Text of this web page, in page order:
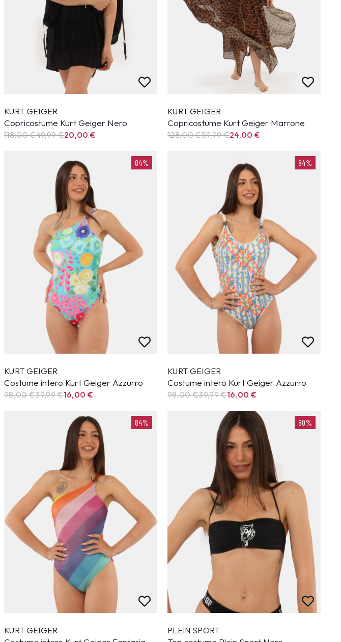
KURT GEIGER
Copricostume Kurt Geiger Nero
118,00 €49,99€20,00€
KURT GEIGER
Copricostume Kurt Geiger Marrone
128,00 €59,99€24,00€
84%
KURT GEIGER
Costume intero Kurt Geiger Azzurro
98,00 €39,99€16,00 €
84%
KURT GEIGER
Costume intero Kurt Geiger Azzurro
98,00 €39,99€16,00 €
84%
KURT GEIGER
80%
PLEIN SPORT